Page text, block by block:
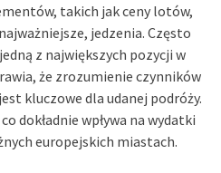
takich jak ceny lotów,
jedzenia. Często
z największych pozycji w
że zrozumienie czynników
kluczowe dla udanej podróży.
dokładnie wpływa na wydatki
europejskich miastach.